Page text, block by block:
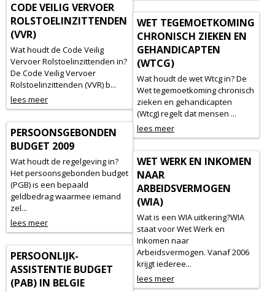
CODE VEILIG VERVOER
ROLSTOELINZITTENDEN
(VVR)
Wat houdt de Code Veilig
Vervoer Rolstoelinzittenden in?
De Code Veilig Vervoer
Rolstoelinzittenden (VVR) b...
lees meer
WET TEGEMOETKOMING
CHRONISCH ZIEKEN EN
GEHANDICAPTEN
(WTCG)
Wat houdt de wet Wtcg in? De
Wet tegemoetkoming chronisch
zieken en gehandicapten
(Wtcg) regelt dat mensen ...
lees meer
PERSOONSGEBONDEN
BUDGET 2009
Wat houdt de regelgeving in?
Het persoonsgebonden budget
(PGB) is een bepaald
geldbedrag waarmee iemand
zel...
lees meer
WET WERK EN INKOMEN
NAAR
ARBEIDSVERMOGEN
(WIA)
Wat is een WIA uitkering?WIA
staat voor Wet Werk en
Inkomen naar
Arbeidsvermogen. Vanaf 2006
krijgt iederee...
lees meer
PERSOONLIJK-
ASSISTENTIE BUDGET
(PAB) IN BELGIE